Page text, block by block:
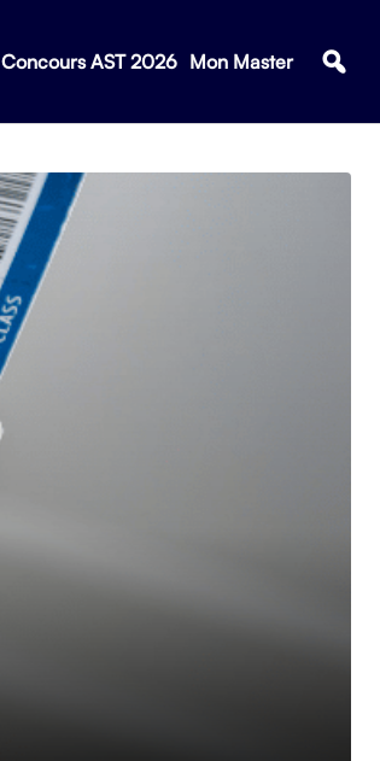
Concours AST 2026 Mon Master